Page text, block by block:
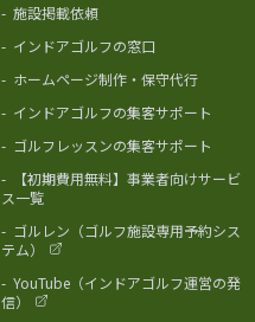
- 施設掲載依頼
- インドアゴルフの窓口
- ホームページ制作・保守代行
- インドアゴルフの集客サポート
- ゴルフレッスンの集客サポート
-
【初期費用無料】事業者向けサービ
ス一覧
- ゴルレン（ゴルフ施設専用予約シス
テム）
- YouTube（インドアゴルフ運営の発
信）